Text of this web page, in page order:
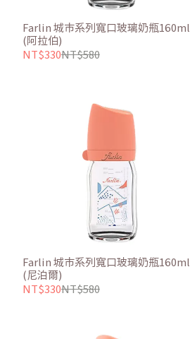
Farlin 城市系列寬口玻璃奶瓶160ml
(阿拉伯)
NT$330NT$580
Farlin 城市系列寬口玻璃奶瓶160ml
(尼泊爾)
NT$330NT$580